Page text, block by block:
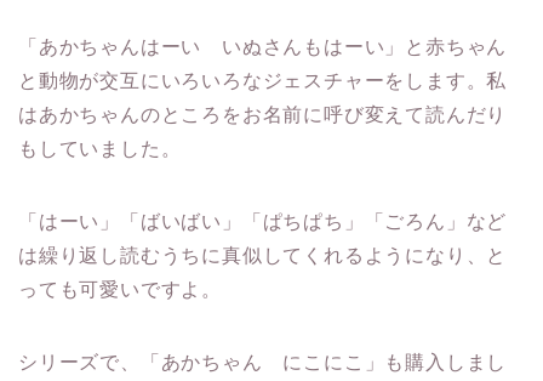
「あかちゃんはーい いぬさんもはーい」と赤ちゃん
と動物が交互にいろいろなジェスチャーをします。私
はあかちゃんのところをお名前に呼び変えて読んだり
もしていました。
「はーい」「ばいばい」「ぱちぱち」「ごろん」など
は繰り返し読むうちに真似してくれるようになり、と
っても可愛いですよ。
シリーズで、「あかちゃん にこにこ」も購入しまし